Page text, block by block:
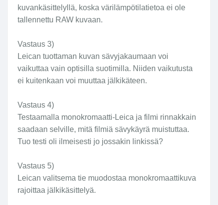
kuvankäsittelyllä, koska värilämpötilatietoa ei ole
tallennettu RAW kuvaan.
Vastaus 3)
Leican tuottaman kuvan sävyjakaumaan voi
vaikuttaa vain optisilla suotimilla. Niiden vaikutusta
ei kuitenkaan voi muuttaa jälkikäteen.
Vastaus 4)
Testaamalla monokromaatti-Leica ja filmi rinnakkain
saadaan selville, mitä filmiä sävykäyrä muistuttaa.
Tuo testi oli ilmeisesti jo jossakin linkissä?
Vastaus 5)
Leican valitsema tie muodostaa monokromaattikuva
rajoittaa jälkikäsittelyä.